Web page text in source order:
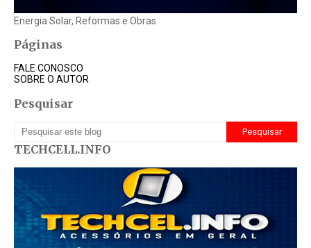
Energia Solar, Reformas e Obras
Páginas
FALE CONOSCO
SOBRE O AUTOR
Pesquisar
TECHCELL.INFO